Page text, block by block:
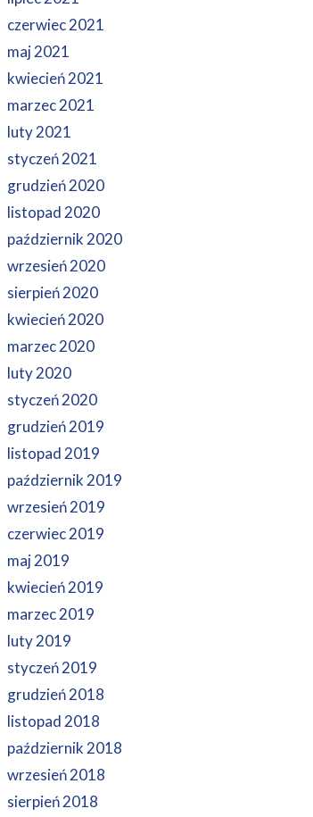
czerwiec 2021
maj 2021
kwiecień 2021
marzec 2021
luty 2021
styczeń 2021
grudzień 2020
listopad 2020
październik 2020
wrzesień 2020
sierpień 2020
kwiecień 2020
marzec 2020
luty 2020
styczeń 2020
grudzień 2019
listopad 2019
październik 2019
wrzesień 2019
czerwiec 2019
maj 2019
kwiecień 2019
marzec 2019
luty 2019
styczeń 2019
grudzień 2018
listopad 2018
październik 2018
wrzesień 2018
sierpień 2018